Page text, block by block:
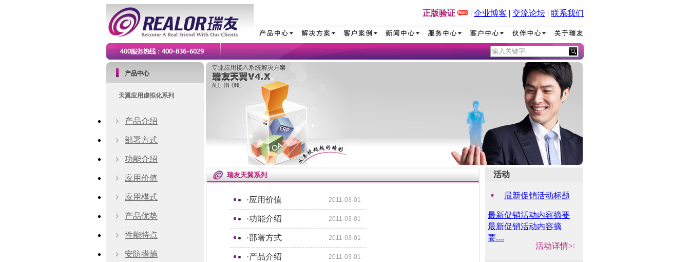
正版验证 | 企业博客 | 交流论坛 | 联系我们
产品中心
天翼应用虚拟化系列
产品介绍
部署方式
功能介绍
应用价值
应用模式
产品优势
性能特点
安防措施
瑞友天翼系列
2011-03-01
·应用价值
2011-03-01
·功能介绍
2011-03-01
·部署方式
2011-03-01
·产品介绍
活动
最新促销活动标题
最新促销活动内容摘要
最新促销活动内容摘
要....
活动详情>>